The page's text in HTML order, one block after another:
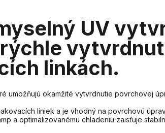
UV
linkách.
umožňujú okamžité vytvrdnutie povrchovej
liniek a je vhodný na povrchovú
a optimalizovanému chladeniu zaisťuje